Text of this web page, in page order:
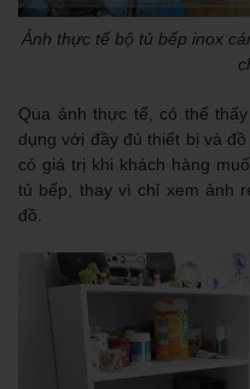
Ảnh thực tế bộ tủ bếp inox
Qua ảnh thực tế, có thể
dụng với đầy đủ thiết bị và
có giá trị khi khách hàng
tủ bếp, thay vì chỉ xem ảnh
đồ.